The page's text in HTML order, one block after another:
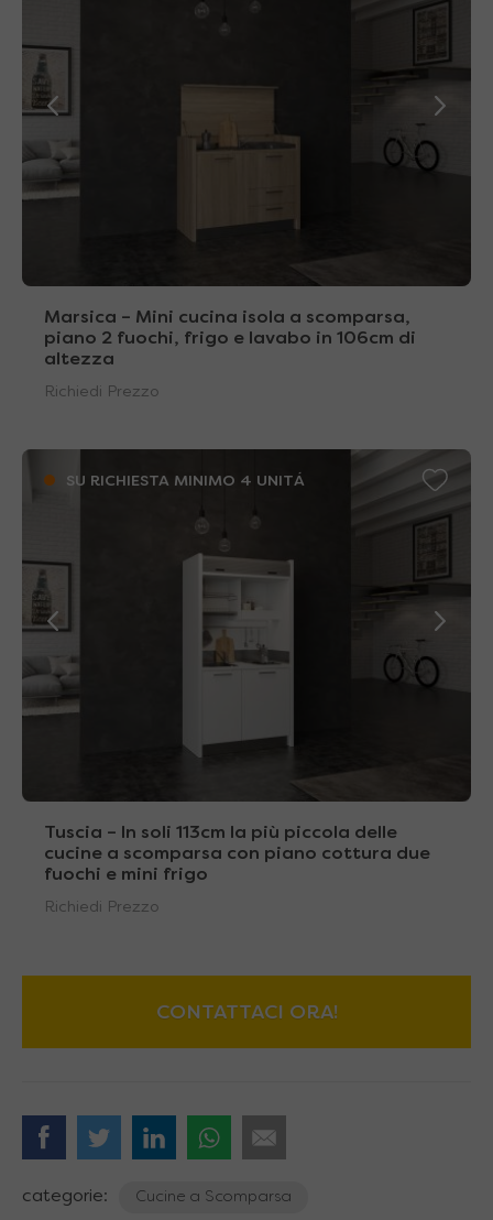
Marsica – Mini cucina isola a scomparsa,
piano 2 fuochi, frigo e lavabo in 106cm di
altezza
Richiedi Prezzo
SU RICHIESTA MINIMO 4 UNITÁ
Tuscia – In soli 113cm la più piccola delle
cucine a scomparsa con piano cottura due
fuochi e mini frigo
Richiedi Prezzo
CONTATTACI ORA!
categorie: Cucine a Scomparsa